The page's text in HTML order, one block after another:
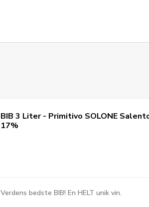
BIB 3 Liter - Primitivo SOLONE
17%
Verdens bedste BIB! En HELT unik vin.